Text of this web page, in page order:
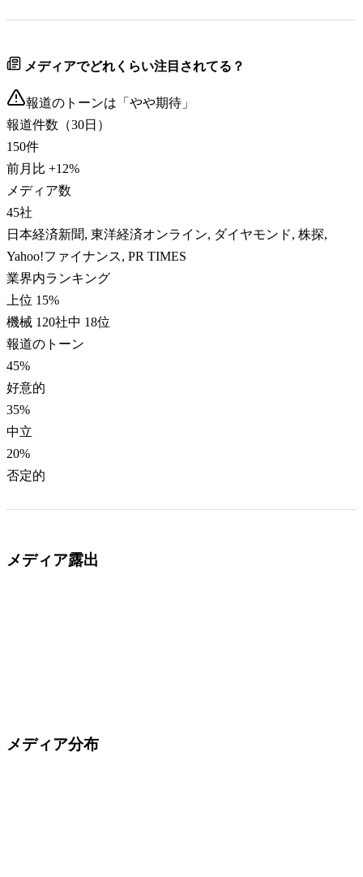
メディアでどれくらい注目されてる？
報道のトーンは「 やや期待 」
報道件数（30日）
150件
前月比 +12%
メディア数
45社
日本経済新聞, 東洋経済オンライン, ダイヤモンド, 株探,
Yahoo!ファイナンス, PR TIMES
業界内ランキング
上位 15%
機械 120社中 18位
報道のトーン
45%
好意的
35%
中立
20%
否定的
メディア露出
メディア分布